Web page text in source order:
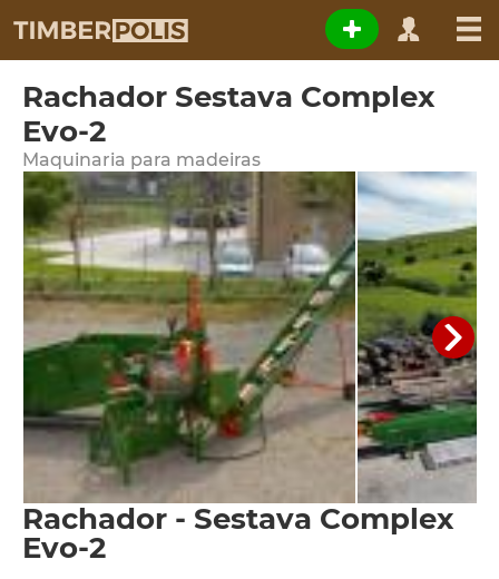
Rachador Sestava Complex
Evo-2
Maquinaria para madeiras
Rachador - Sestava Complex
Evo-2